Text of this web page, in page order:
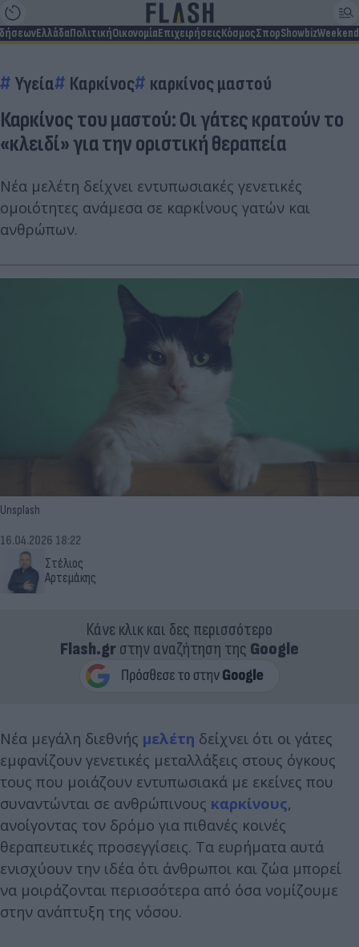
ΕλλάδαΠολιτικήΟικονομίαΕπιχειρήσειςΚόσμοςΣπορShowbizWeekend
Υγεία Καρκίνος καρκίνος μαστού
Καρκίνος του μαστού: Οι γάτες κρατούν το
«κλειδί» για την οριστική θεραπεία
Νέα μελέτη δείχνει εντυπωσιακές γενετικές
ομοιότητες ανάμεσα σε καρκίνους γατών και
ανθρώπων.
Unsplash
Στέλιος
Αρτεμάκης
16.04.2026 18:22
Κάνε κλικ και δες περισσότερο
Flash.grστην αναζήτηση της Google
Νέα μεγάλη διεθνής μελέτη δείχνει ότι οι γάτες
εμφανίζουν γενετικές μεταλλάξεις στους όγκους
τους που μοιάζουν εντυπωσιακά με εκείνες που
συναντώνται σε ανθρώπινους καρκίνους,
ανοίγοντας τον δρόμο για πιθανές κοινές
θεραπευτικές προσεγγίσεις. Τα ευρήματα αυτά
ενισχύουν την ιδέα ότι άνθρωποι και ζώα μπορεί
να μοιράζονται περισσότερα από όσα νομίζουμε
στην ανάπτυξη της νόσου.